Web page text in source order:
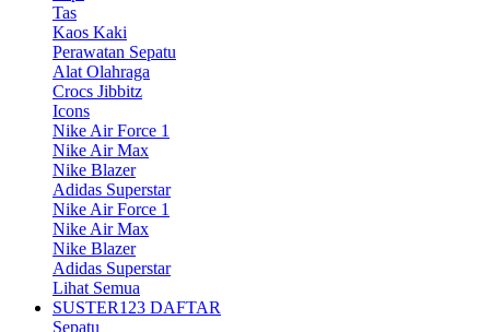
Tas
Kaos Kaki
Perawatan Sepatu
Alat Olahraga
Crocs Jibbitz
Icons
Nike Air Force 1
Nike Air Max
Nike Blazer
Adidas Superstar
Nike Air Force 1
Nike Air Max
Nike Blazer
Adidas Superstar
Lihat Semua
SUSTER123 DAFTAR
Sepatu